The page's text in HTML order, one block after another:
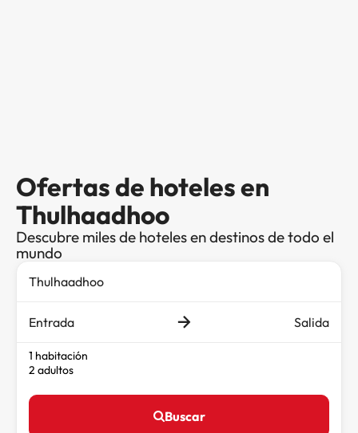
Ofertas de hoteles en
Thulhaadhoo
Descubre miles de hoteles en destinos de todo el
mundo
Entrada Salida
1 habitación
2 adultos
Buscar